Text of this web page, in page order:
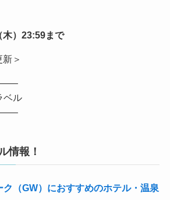
木）23:59まで
＞
ベル
情報！
（GW）におすすめのホテル・温泉